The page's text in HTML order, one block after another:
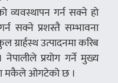
व्यवस्थापन गर्न सक्ने हो
सक्ने प्रशस्तै सम्भावना
उत्पादनमा करिब
प्रयोग गर्ने मुख्य
मकैले ओगटेको छ ।